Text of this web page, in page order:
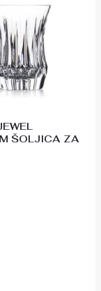
ŠOLJICA ZA